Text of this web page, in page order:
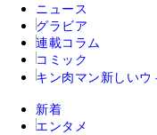
ニュース
グラビア
連載コラム
コミック
キン肉マン 新しいウ
新着
エンタメ